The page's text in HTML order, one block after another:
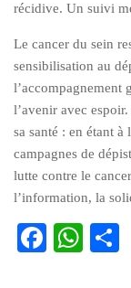
récidive. Un suivi
Le cancer du sein
sensibilisation au
l’accompagnement
l’avenir avec
sa santé : en étant
campagnes de
lutte contre le
l’information, la